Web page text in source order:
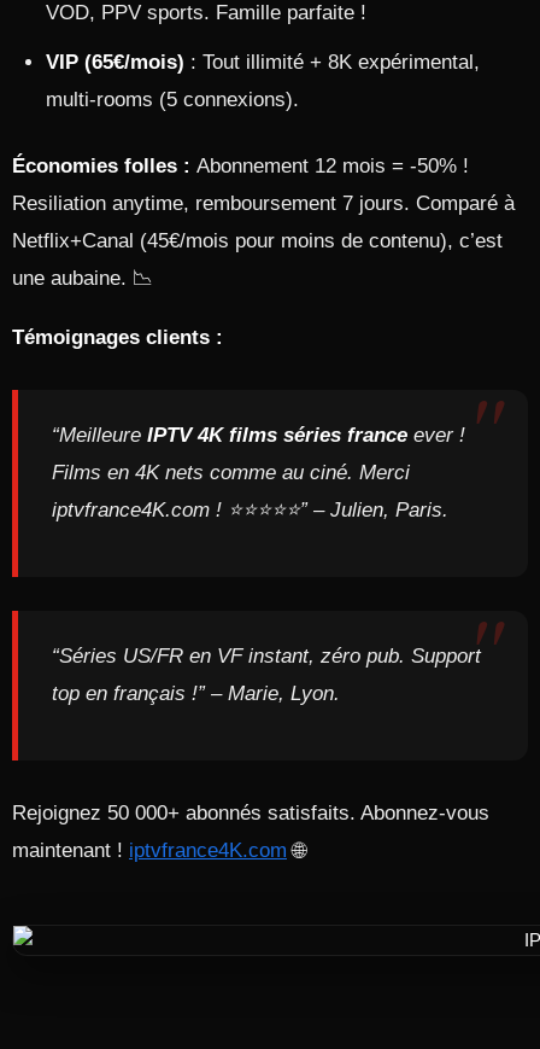
VOD, PPV sports. Famille parfaite !
VIP (65€/mois) : Tout illimité + 8K expérimental,
multi-rooms (5 connexions).
Économies folles : Abonnement 12 mois = -50% !
Resiliation anytime, remboursement 7 jours. Comparé à
Netflix+Canal (45€/mois pour moins de contenu), c’est
une aubaine. 📉
Témoignages clients :
“Meilleure IPTV 4K films séries france ever !
Films en 4K nets comme au ciné. Merci
iptvfrance4K.com ! ⭐⭐⭐⭐⭐” – Julien, Paris.
“Séries US/FR en VF instant, zéro pub. Support
top en français !” – Marie, Lyon.
Rejoignez 50 000+ abonnés satisfaits. Abonnez-vous
maintenant ! iptvfrance4K.com 🌐